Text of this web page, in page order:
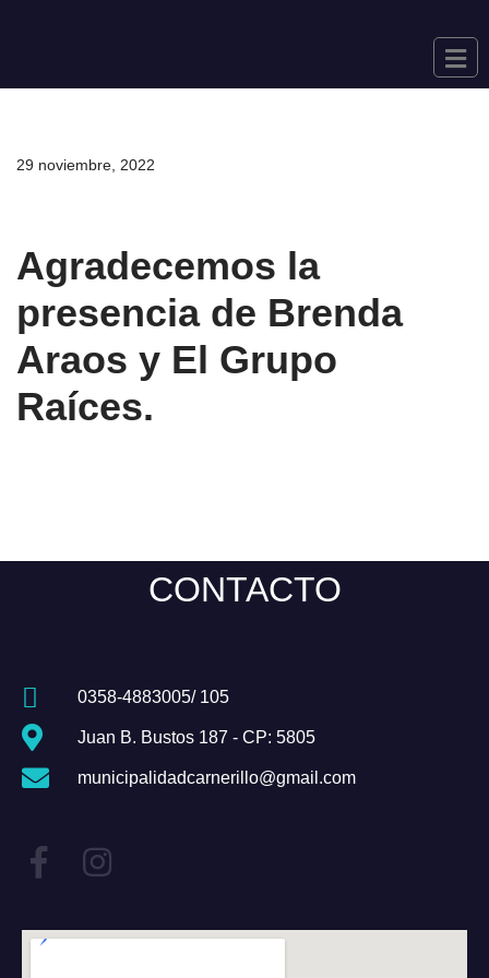
al
29 noviembre, 2022
Agradecemos la
presencia de Brenda
Araos y El Grupo
Raíces.
CONTACTO
0358-4883005/ 105
Juan B. Bustos 187 - CP: 5805
municipalidadcarnerillo@gmail.com